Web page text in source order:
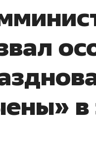
в
правил,
потерять
Как бизнесу
чем интересен